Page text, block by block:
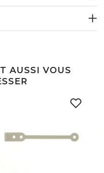
AUSSI VOUS